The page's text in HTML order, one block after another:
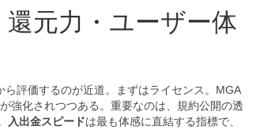
元力・ユーザー体
評価するのが近道。まずはライセンス。MGA
強化されつつある。重要なのは、規約公開の透
入出金スピードは最も体感に直結する指標で、